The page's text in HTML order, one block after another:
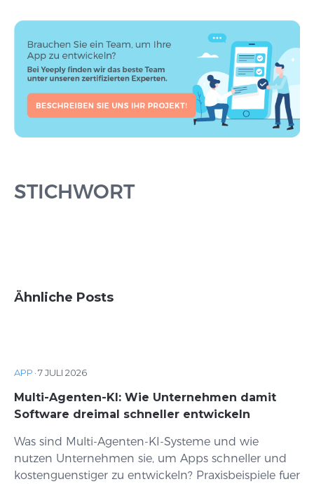
STICHWORT
Ähnliche Posts
APP ·7 JULI 2026
Multi-Agenten-KI: Wie Unternehmen damit
Software dreimal schneller entwickeln
Was sind Multi-Agenten-KI-Systeme und wie
nutzen Unternehmen sie, um Apps schneller und
kostenguenstiger zu entwickeln? Praxisbeispiele fuer